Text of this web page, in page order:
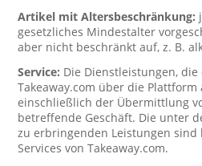
Artikel mit Altersbeschränkung:
gesetzliches Mindestalter
aber nicht beschränkt auf, z. B.
Service: Die Dienstleistungen,
Takeaway.com über die
einschließlich der Übermittlung
betreffende Geschäft. Die unter
zu erbringenden Leistungen sind
Services von Takeaway.com.